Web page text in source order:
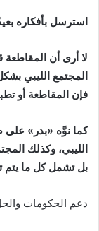
استرسل بأفكاره
لا أرى أن المقاطعة
المجتمع الليبي
فإن المقاطعة أو
كما نوَّه «بدر » على
الليبي، وكذلك
بل تشمل كل ما يتم
دعم الحكومات